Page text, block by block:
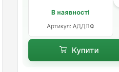
В наявності
Артикул: АДДПФ
Купити